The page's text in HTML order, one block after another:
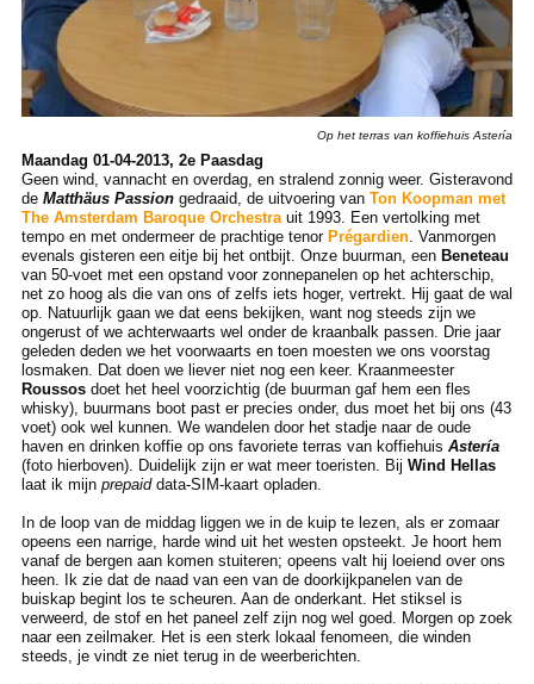
Op het terras van koffiehuis Astería
Maandag 01-04-2013, 2e Paasdag
Geen wind, vannacht en overdag, en stralend zonnig weer. Gisteravond
de Matthäus Passiongedraaid, de uitvoering van Ton Koopman met
The Amsterdam Baroque Orchestrauit 1993. Een vertolking met
tempo en met ondermeer de prachtige tenor Prégardien. Vanmorgen
evenals gisteren een eitje bij het ontbijt. Onze buurman, een Beneteau
van 50-voet met een opstand voor zonnepanelen op het achterschip,
net zo hoog als die van ons of zelfs iets hoger, vertrekt. Hij gaat de wal
op. Natuurlijk gaan we dat eens bekijken, want nog steeds zijn we
ongerust of we achterwaarts wel onder de kraanbalk passen. Drie jaar
geleden deden we het voorwaarts en toen moesten we ons voorstag
losmaken. Dat doen we liever niet nog een keer. Kraanmeester
Roussosdoet het heel voorzichtig (de buurman gaf hem een fles
whisky), buurmans boot past er precies onder, dus moet het bij ons (43
voet) ook wel kunnen. We wandelen door het stadje naar de oude
haven en drinken koffie op ons favoriete terras van koffiehuis Astería
(foto hierboven). Duidelijk zijn er wat meer toeristen. Bij Wind Hellas
laat ik mijn prepaiddata-SIM-kaart opladen.
In de loop van de middag liggen we in de kuip te lezen, als er zomaar
opeens een narrige, harde wind uit het westen opsteekt. Je hoort hem
vanaf de bergen aan komen stuiteren; opeens valt hij loeiend over ons
heen. Ik zie dat de naad van een van de doorkijkpanelen van de
buiskap begint los te scheuren. Aan de onderkant. Het stiksel is
verweerd, de stof en het paneel zelf zijn nog wel goed. Morgen op zoek
naar een zeilmaker. Het is een sterk lokaal fenomeen, die winden
steeds, je vindt ze niet terug in de weerberichten.